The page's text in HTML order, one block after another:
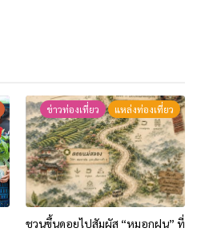
ข่าวท่องเที่ยว แหล่งท่องเที่ยว
ชวนขึ้นดอยไปสัมผัส “หมอกฝน” ที่